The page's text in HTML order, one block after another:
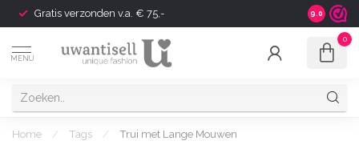
Gratis verzonden v.a. € 75,- Shipping
9.0
MENU
0
Home / Tags / Trui met Lange Mouwen